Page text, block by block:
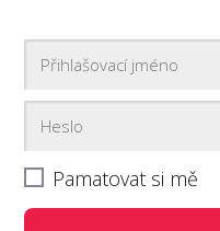
Pamatovat si mě